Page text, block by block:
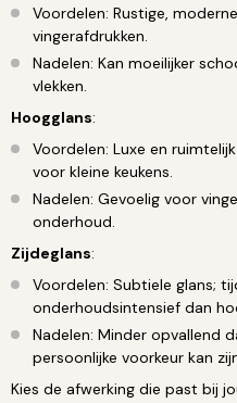
Voordelen: Rustige,
vingerafdrukken.
Nadelen: Kan moeilijker
vlekken.
Hoogglans:
Voordelen: Luxe en
voor kleine keukens.
Nadelen: Gevoelig voor
onderhoud.
Zijdeglans:
Voordelen: Subtiele glans;
onderhoudsintensief dan
Nadelen: Minder opvallend
persoonlijke voorkeur kan
Kies de afwerking die past bij